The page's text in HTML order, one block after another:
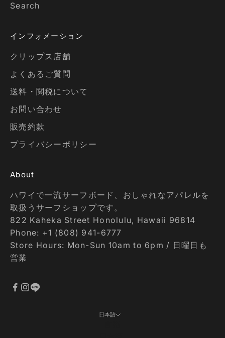
Search
インフォメーション
クリップス店舗
よくあるご質問
送料・関税について
お問い合わせ
販売約款
プライバシーポリシー
About
ハワイで一流サーフボード、おしゃれなアパレルを
取扱うサーフショップです。
822 Kaheka Street Honolulu, Hawaii 96814
Phone: +1 (808) 941-6777
Store Hours: Mon-Sun 10am to 6pm / 日曜日も
営業
日本語